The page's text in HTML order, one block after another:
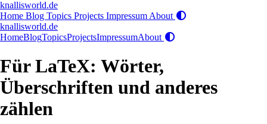
knallisworld.de
Home Blog Topics Projects Impressum About
knallisworld.de
HomeBlogTopicsProjectsImpressumAbout
Für LaTeX: Wörter,
Überschriften und anderes
zählen